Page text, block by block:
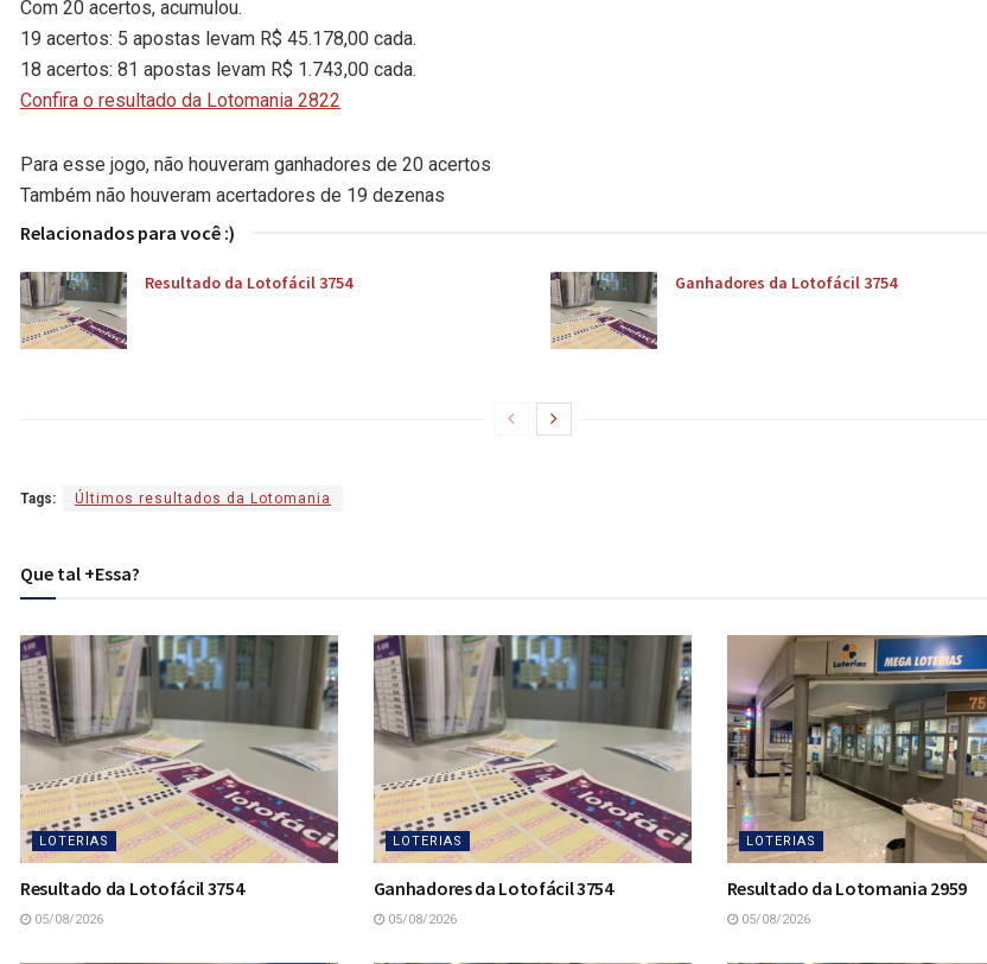
Com 20 acertos, acumulou.
19 acertos: 5 apostas levam R$ 45.178,00 cada.
18 acertos: 81 apostas levam R$ 1.743,00 cada.
Confira o resultado da Lotomania 2822
Para esse jogo, não houveram ganhadores de 20 acertos
Também não houveram acertadores de 19 dezenas
Relacionados para você :)
Resultado da Lotofácil 3754 Ganhadores da Lotofácil 3754
Tags: Últimos resultados da Lotomania
Que tal +Essa?
LOTERIAS
Resultado da Lotofácil 3754
05/08/2026
LOTERIAS
Ganhadores da Lotofácil 3754
05/08/2026
LOTERIAS
Resultado da Lotomania 2959
05/08/2026